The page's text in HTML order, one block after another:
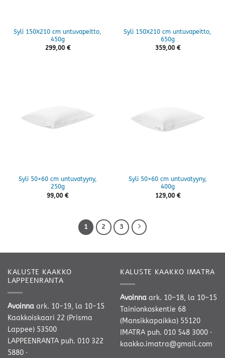
Syli 150X210 cm untuvapeitto,
450g
299,00 €
Syli 150X210 cm untuvapeitto,
650g
359,00 €
Syli 50×60 cm untuvatyyny,
250g
99,00 €
Syli 50×60 cm untuvatyyny,
400g
129,00 €
1 2 3
KALUSTE KAAKKO
LAPPEENRANTA
Avoinna ark. 10-19, la 10-15
Kaakkoiskaari 22 (Prisma
Lappee) 53500
LAPPEENRANTA puh. 010 322
5880 ·
KALUSTE KAAKKO IMATRA
Avoinna ark. 10–18, la 10–15
Tainionkoskentie 68
(Mansikkapaikka) 55120
IMATRA puh. 010 548 3000 ·
kaakko.imatra@gmail.com